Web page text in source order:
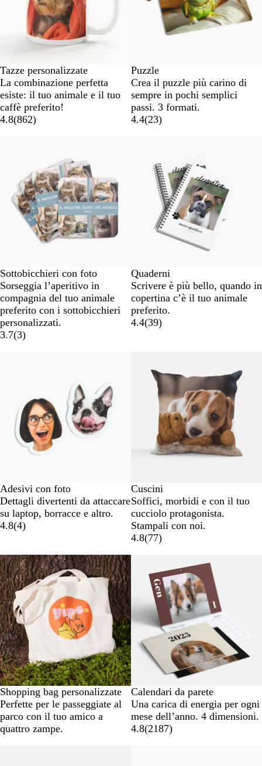
Tazze personalizzate
La combinazione perfetta
esiste: il tuo animale e il tuo
caffè preferito!
4.8(862)
Puzzle
Crea il puzzle più carino di
sempre in pochi semplici
passi. 3 formati.
4.4(23)
Sottobicchieri con foto
Sorseggia l’aperitivo in
compagnia del tuo animale
preferito con i sottobicchieri
personalizzati.
3.7(3)
Quaderni
Scrivere è più bello, quando in
copertina c’è il tuo animale
preferito.
4.4(39)
Adesivi con foto
Dettagli divertenti da attaccare
su laptop, borracce e altro.
4.8(4)
Cuscini
Soffici, morbidi e con il tuo
cucciolo protagonista.
Stampali con noi.
4.8(77)
Shopping bag personalizzate
Perfette per le passeggiate al
parco con il tuo amico a
quattro zampe.
Calendari da parete
Una carica di energia per ogni
mese dell’anno. 4 dimensioni.
4.8(2187)